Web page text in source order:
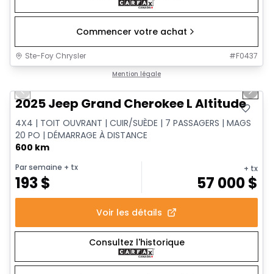
Commencer votre achat
Ste-Foy Chrysler #F0437
Mention légale
Previous slide Next
2025 Jeep Grand Cherokee L Altitude
4X4 | TOIT OUVRANT | CUIR/SUÈDE | 7 PASSAGERS | MAGS
20 PO | DÉMARRAGE À DISTANCE
600 km
Par semaine + tx
193$
+ tx
57 000$
Voir les détails
Consultez l'historique